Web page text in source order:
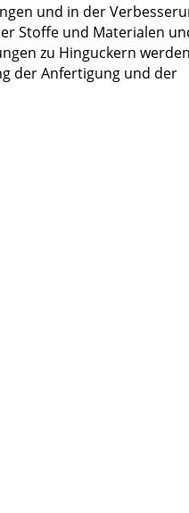
und in der
Stoffe und Materialen
zu Hinguckern werden
der Anfertigung und der
Wofür